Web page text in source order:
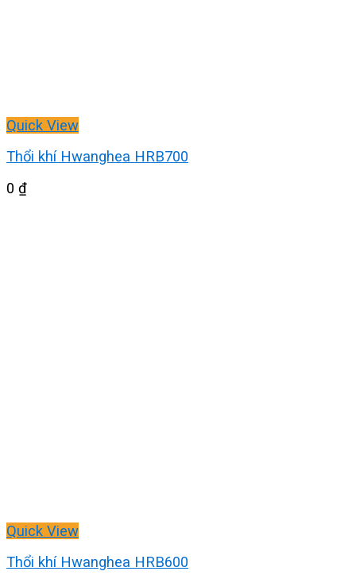
Quick View
Thổi khí Hwanghea HRB700
0 ₫
Quick View
Thổi khí Hwanghea HRB600